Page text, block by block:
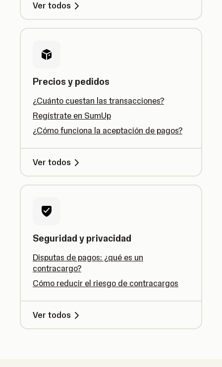
Ver todos
Precios y pedidos
¿Cuánto cuestan las transacciones?
Regístrate en SumUp
¿Cómo funciona la aceptación de pagos?
Ver todos
Seguridad y privacidad
Disputas de pagos: ¿qué es un
contracargo?
Cómo reducir el riesgo de contracargos
Ver todos